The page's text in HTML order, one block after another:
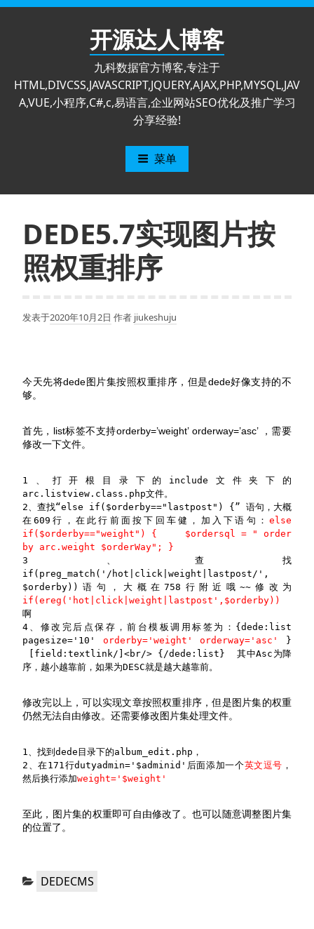
跳
开源达人博客
九科数据官方博客,专注于
HTML,DIVCSS,JAVASCRIPT,JQUERY,AJAX,PHP,MYSQL,JAV
A,VUE,小程序,C#,c,易语言,企业网站SEO优化及推广学习
分享经验!
菜单
DEDE5.7实现图片按
照权重排序
发表于2020年10月2日 作者 jiukeshuju
今天先将dede图片集按照权重排序，但是dede好像支持的不
够。
首先，list标签不支持orderby=’weight’ orderway=’asc’ ，需要
修改一下文件。
1、打开根目录下的include文件夹下的
arc.listview.class.php文件。
2、查找“else if($orderby=="lastpost") {” 语句，大概
在609行，在此行前面按下回车健，加入下语句： else
if($orderby=="weight") {
$ordersql = " order
by arc.weight $orderWay"; }
3、查找
if(preg_match('/hot|click|weight|lastpost/',
$orderby))语句，大概在758行附近哦~~修改为
if(ereg('hot|click|weight|lastpost',$orderby))
啊
4、修改完后点保存，前台模板调用标签为：{dede:list
pagesize='10' orderby='weight'orderway='asc'
}
[field:textlink/]<br/> {/dede:list} 其中Asc为降
序，越小越靠前，如果为DESC就是越大越靠前。
修改完以上，可以实现文章按照权重排序，但是图片集的权重
仍然无法自由修改。还需要修改图片集处理文件。
1、找到dede目录下的album_edit.php，
2、在171行dutyadmin='$adminid'后面添加一个英文逗号 ，
然后换行添加weight='$weight'
至此，图片集的权重即可自由修改了。也可以随意调整图片集
的位置了。
分
DEDECMS